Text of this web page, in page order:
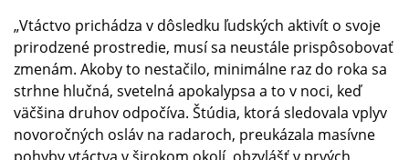
„Vtáctvo prichádza v dôsledku ľudských aktivít o svoje
prirodzené prostredie, musí sa neustále prispôsobovať
zmenám. Akoby to nestačilo, minimálne raz do roka sa
strhne hlučná, svetelná apokalypsa a to v noci, keď
väčšina druhov odpočíva. Štúdia, ktorá sledovala vplyv
novoročných osláv na radaroch, preukázala masívne